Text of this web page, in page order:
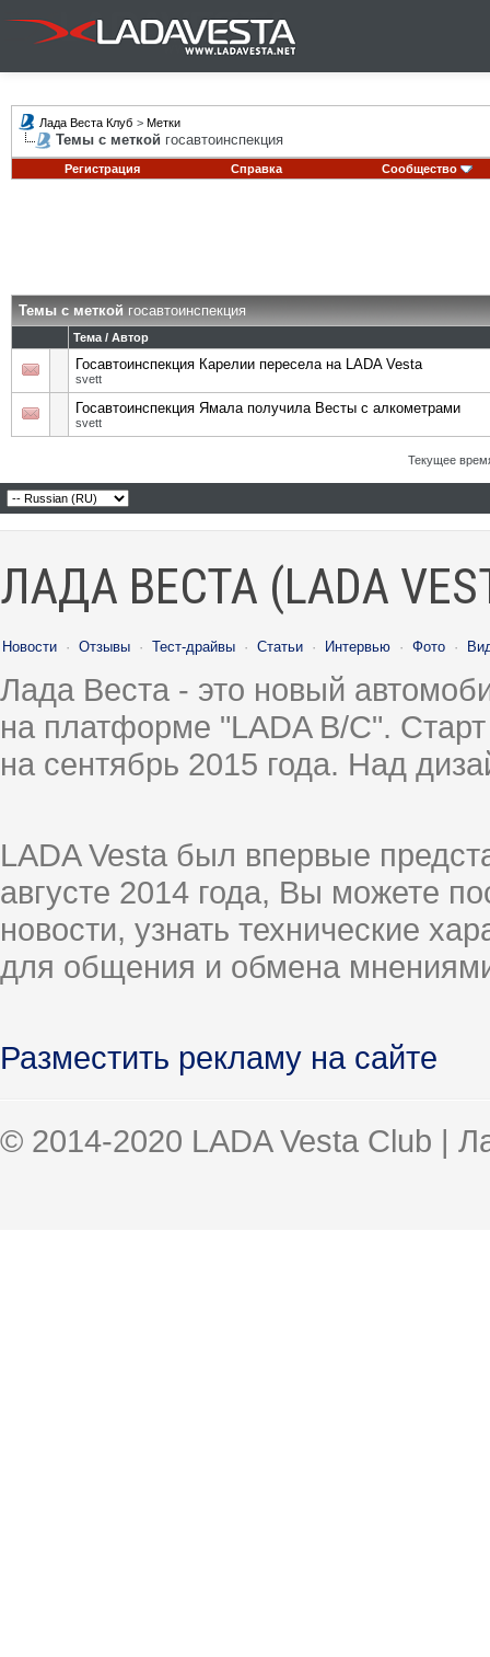
Лада Веста Клуб > Метки
Темы с меткой госавтоинспекция
Регистрация Справка Сообщество
Темы с меткойгосавтоинспекция
Тема / Автор
Госавтоинспекция Карелии пересела на LADA Vesta
svett
Госавтоинспекция Ямала получила Весты с алкометрами
svett
Текущее
ЛАДА ВЕСТА (LADA
Новости · Отзывы · Тест-драйвы · Статьи · Интервью · Фото ·
Лада Веста - это новый
на платформе "LADA B/C".
на сентябрь 2015 года. Над
LADA Vesta был впервые
августе 2014 года, Вы можете
новости, узнать технические
для общения и обмена
Разместить рекламу на сайте
© 2014-2020 LADA Vesta Club |